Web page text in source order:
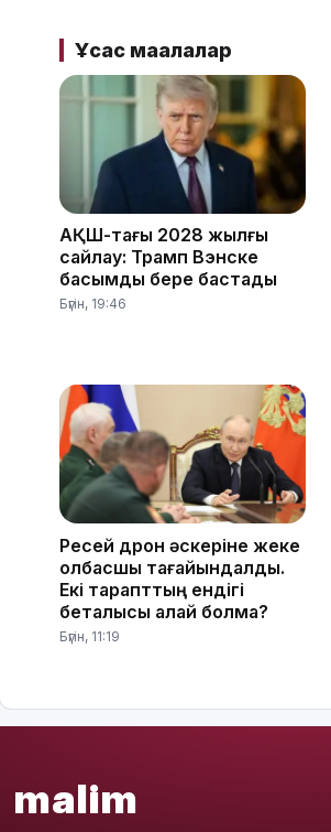
Ұқсас мақалалар
АҚШ-тағы 2028 жылғы
сайлау: Трамп Вэнске
басымдық бере бастады
Бүгін, 19:46
Ресей дрон әскеріне жеке
қолбасшы тағайындалды.
Екі тарапттың ендігі
беталысы қалай болмақ?
Бүгін, 11:19
malim